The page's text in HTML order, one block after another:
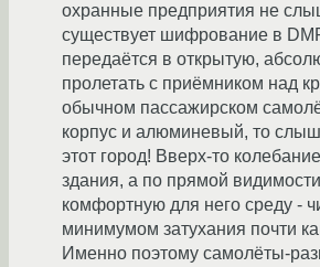
охранные предприятия не
существует шифрование в
передаётся в открытую,
пролетать с приёмником над
обычном пассажирском
корпус и алюминевый, то
этот город! Вверх-то
здания, а по прямой
комфортную для него среду -
минимумом затухания почти
Именно поэтому самолёты-